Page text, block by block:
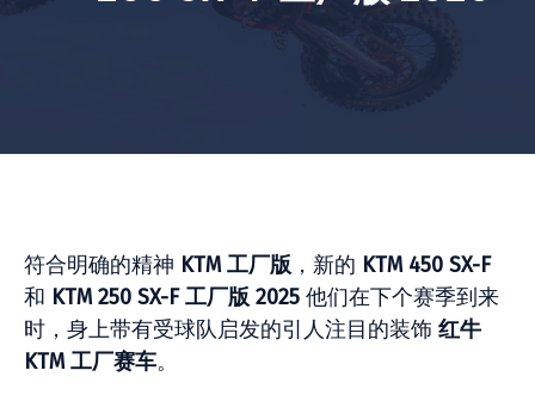
符合明确的精神 KTM 工厂版 ，新的 KTM 450 SX-F
和 KTM 250 SX-F 工厂版 2025 他们在下个赛季到来
时，身上带有受球队启发的引人注目的装饰 红牛
KTM 工厂赛车。